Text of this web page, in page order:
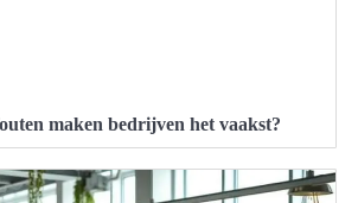
maken bedrijven het vaakst?